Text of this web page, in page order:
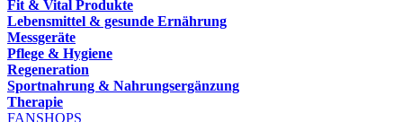
Fit & Vital Produkte
Lebensmittel & gesunde Ernährung
Messgeräte
Pflege & Hygiene
Regeneration
Sportnahrung & Nahrungsergänzung
Therapie
FANSHOPS